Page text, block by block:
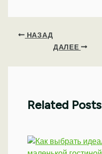
НАЗАД
ДАЛЕЕ
Related Posts